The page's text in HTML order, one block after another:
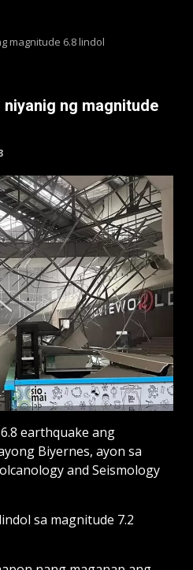
magnitude 6.8 lindol
ng magnitude
earthquake ang
Biyernes, ayon sa
and Seismology
sa magnitude 7.2